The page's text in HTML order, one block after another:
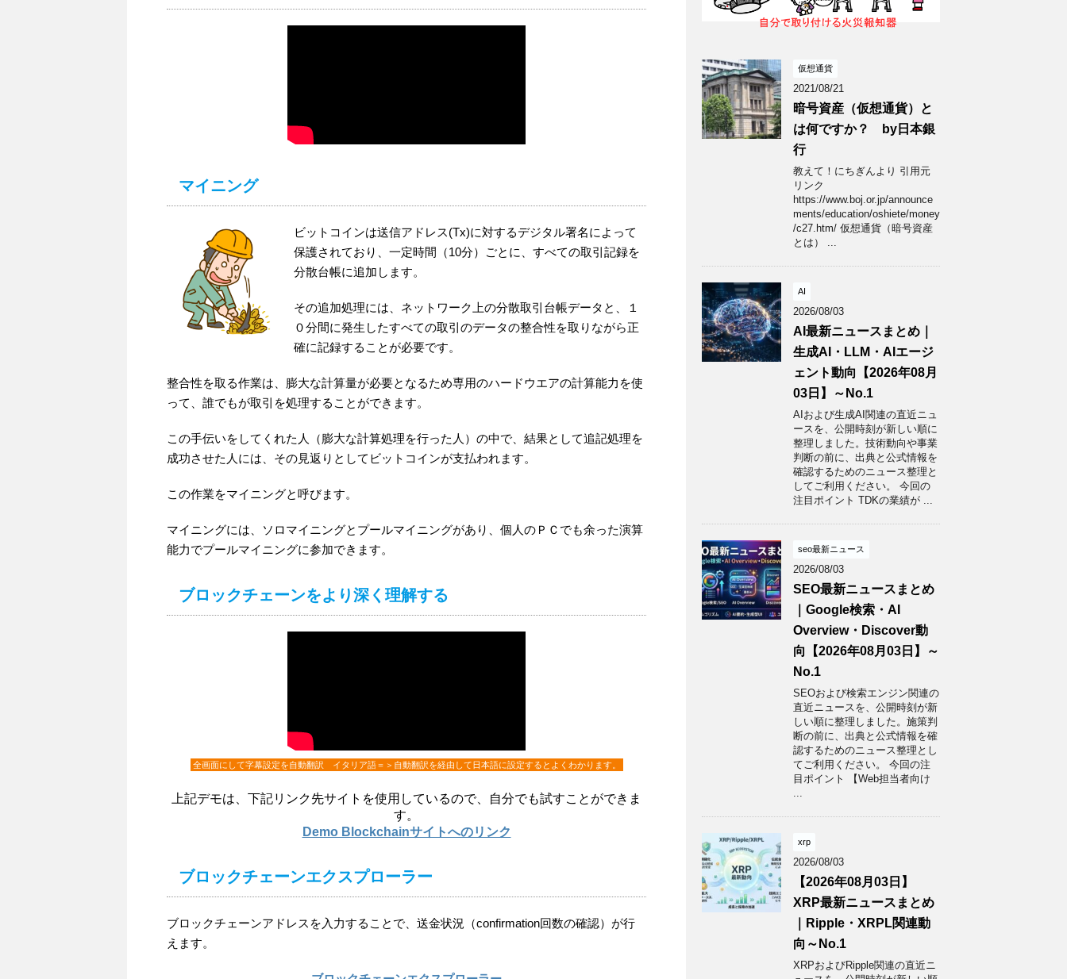
マイニング
ビットコインは送信アドレス(Tx)に対するデジタル署名によって
保護されており、一定時間（10分）ごとに、すべての取引記録を
分散台帳に追加します。
その追加処理には、ネットワーク上の分散取引台帳データと、１
０分間に発生したすべての取引のデータの整合性を取りながら正
確に記録することが必要です。
整合性を取る作業は、膨大な計算量が必要となるため専用のハードウエアの計算能力を使
って、誰でもが取引を処理することができます。
この手伝いをしてくれた人（膨大な計算処理を行った人）の中で、結果として追記処理を
成功させた人には、その見返りとしてビットコインが支払われます。
この作業をマイニングと呼びます。
マイニングには、ソロマイニングとプールマイニングがあり、個人のＰＣでも余った演算
能力でプールマイニングに参加できます。
ブロックチェーンをより深く理解する
全画面にして字幕設定を自動翻訳 イタリア語＝＞自動翻訳を経由して日本語に設定するとよくわかります。
上記デモは、下記リンク先サイトを使用しているので、自分でも試すことができま
す。
Demo Blockchainサイトへのリンク
ブロックチェーンエクスプローラー
ブロックチェーンアドレスを入力することで、送金状況（confirmation回数の確認）が行
えます。
仮想通貨
2021/08/21
暗号資産（仮想通貨）と
は何ですか？ by日本銀
行
教えて！にちぎんより 引用元
リンク
https://www.boj.or.jp/announce
ments/education/oshiete/money
/c27.htm/ 仮想通貨（暗号資産
とは） ...
AI
2026/08/03
AI最新ニュースまとめ｜
生成AI・LLM・AIエージ
ェント動向【2026年08月
03日】～No.1
AIおよび生成AI関連の直近ニュ
ースを、公開時刻が新しい順に
整理しました。技術動向や事業
判断の前に、出典と公式情報を
確認するためのニュース整理と
してご利用ください。 今回の
注目ポイント TDKの業績が ...
seo最新ニュース
2026/08/03
SEO最新ニュースまとめ
｜Google検索・AI
Overview・Discover動
向【2026年08月03日】～
No.1
SEOおよび検索エンジン関連の
直近ニュースを、公開時刻が新
しい順に整理しました。施策判
断の前に、出典と公式情報を確
認するためのニュース整理とし
てご利用ください。 今回の注
目ポイント 【Web担当者向け
xrp
2026/08/03
【2026年08月03日】
XRP最新ニュースまとめ
｜Ripple・XRPL関連動
向～No.1
XRPおよびRipple関連の直近ニ